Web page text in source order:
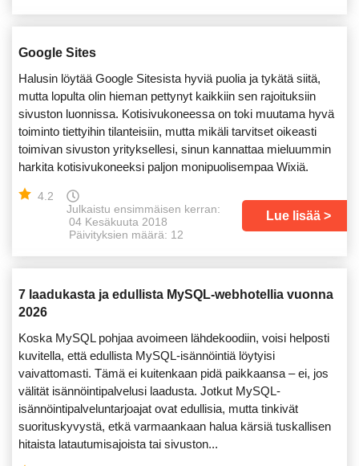
Google Sites
Halusin löytää Google Sitesista hyviä puolia ja tykätä siitä,
mutta lopulta olin hieman pettynyt kaikkiin sen rajoituksiin
sivuston luonnissa. Kotisivukoneessa on toki muutama hyvä
toiminto tiettyihin tilanteisiin, mutta mikäli tarvitset oikeasti
toimivan sivuston yrityksellesi, sinun kannattaa mieluummin
harkita kotisivukoneeksi paljon monipuolisempaa Wixiä.
4.2
Julkaistu ensimmäisen kerran:
04 Kesäkuuta 2018
Päivityksien määrä: 12
Lue lisää
7 laadukasta ja edullista MySQL-webhotellia vuonna
2026
Koska MySQL pohjaa avoimeen lähdekoodiin, voisi helposti
kuvitella, että edullista MySQL-isännöintiä löytyisi
vaivattomasti. Tämä ei kuitenkaan pidä paikkaansa – ei, jos
välität isännöintipalvelusi laadusta. Jotkut MySQL-
isännöintipalveluntarjoajat ovat edullisia, mutta tinkivät
suorituskyvystä, etkä varmaankaan halua kärsiä tuskallisen
hitaista latautumisajoista tai sivuston...